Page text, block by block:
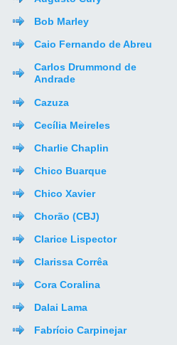
Bob Marley
Caio Fernando de Abreu
Carlos Drummond de
Andrade
Cazuza
Cecília Meireles
Charlie Chaplin
Chico Buarque
Chico Xavier
Chorão (CBJ)
Clarice Lispector
Clarissa Corrêa
Cora Coralina
Dalai Lama
Fabrício Carpinejar